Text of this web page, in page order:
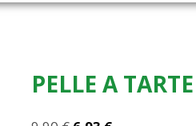
PELLE A